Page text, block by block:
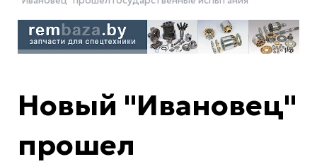
Новый "Ивановец"
прошел